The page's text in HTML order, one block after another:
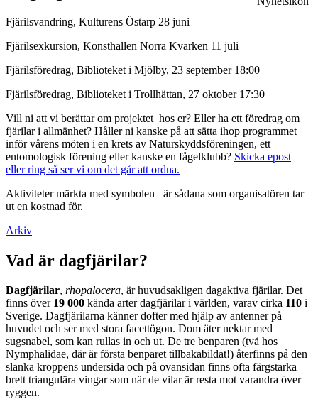
Fjärilsvandring, Kulturens Östarp 28 juni
Fjärilsexkursion, Konsthallen Norra Kvarken 11 juli
Fjärilsföredrag, Biblioteket i Mjölby, 23 september 18:00
Fjärilsföredrag, Biblioteket i Trollhättan, 27 oktober 17:30
Vill ni att vi berättar om projektet hos er? Eller ha ett föredrag om
fjärilar i allmänhet? Håller ni kanske på att sätta ihop programmet
inför vårens möten i en krets av Naturskyddsföreningen, ett
entomologisk förening eller kanske en fågelklubb? Skicka epost
eller ring så ser vi om det går att ordna.
Aktiviteter märkta med symbolen
är sådana som organisatören tar
ut en kostnad för.
Arkiv
Vad är dagfjärilar?
Dagfjärilar, rhopalocera, är huvudsakligen dagaktiva fjärilar. Det
finns över 19 000 kända arter dagfjärilar i världen, varav cirka 110 i
Sverige. Dagfjärilarna känner dofter med hjälp av antenner på
huvudet och ser med stora facettögon. Dom äter nektar med
sugsnabel, som kan rullas in och ut. De tre benparen (två hos
Nymphalidae, där är första benparet tillbakabildat!) återfinns på den
slanka kroppens undersida och på ovansidan finns ofta färgstarka
brett triangulära vingar som när de vilar är resta mot varandra över
ryggen.